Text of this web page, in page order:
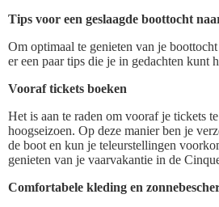
Tips voor een geslaagde boottocht
Om optimaal te genieten van je
er een paar tips die je in gedachten kunt
Vooraf tickets boeken
Het is aan te raden om vooraf je tickets
hoogseizoen. Op deze manier ben je
de boot en kun je teleurstellingen
genieten van je vaarvakantie in de
Comfortabele kleding en